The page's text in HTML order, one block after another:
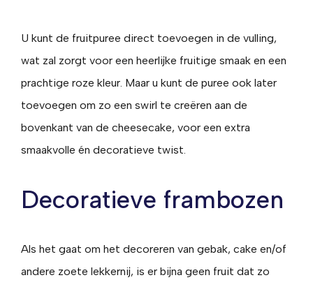
U kunt de fruitpuree direct toevoegen in de vulling,
wat zal zorgt voor een heerlijke fruitige smaak en een
prachtige roze kleur. Maar u kunt de puree ook later
toevoegen om zo een swirl te creëren aan de
bovenkant van de cheesecake, voor een extra
smaakvolle én decoratieve twist.
Decoratieve frambozen
Als het gaat om het decoreren van gebak, cake en/of
andere zoete lekkernij, is er bijna geen fruit dat zo